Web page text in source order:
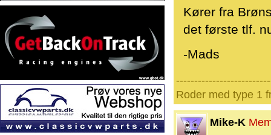
Kører fra
det første tlf.
-Mads
Roder med type 1
Mike-K